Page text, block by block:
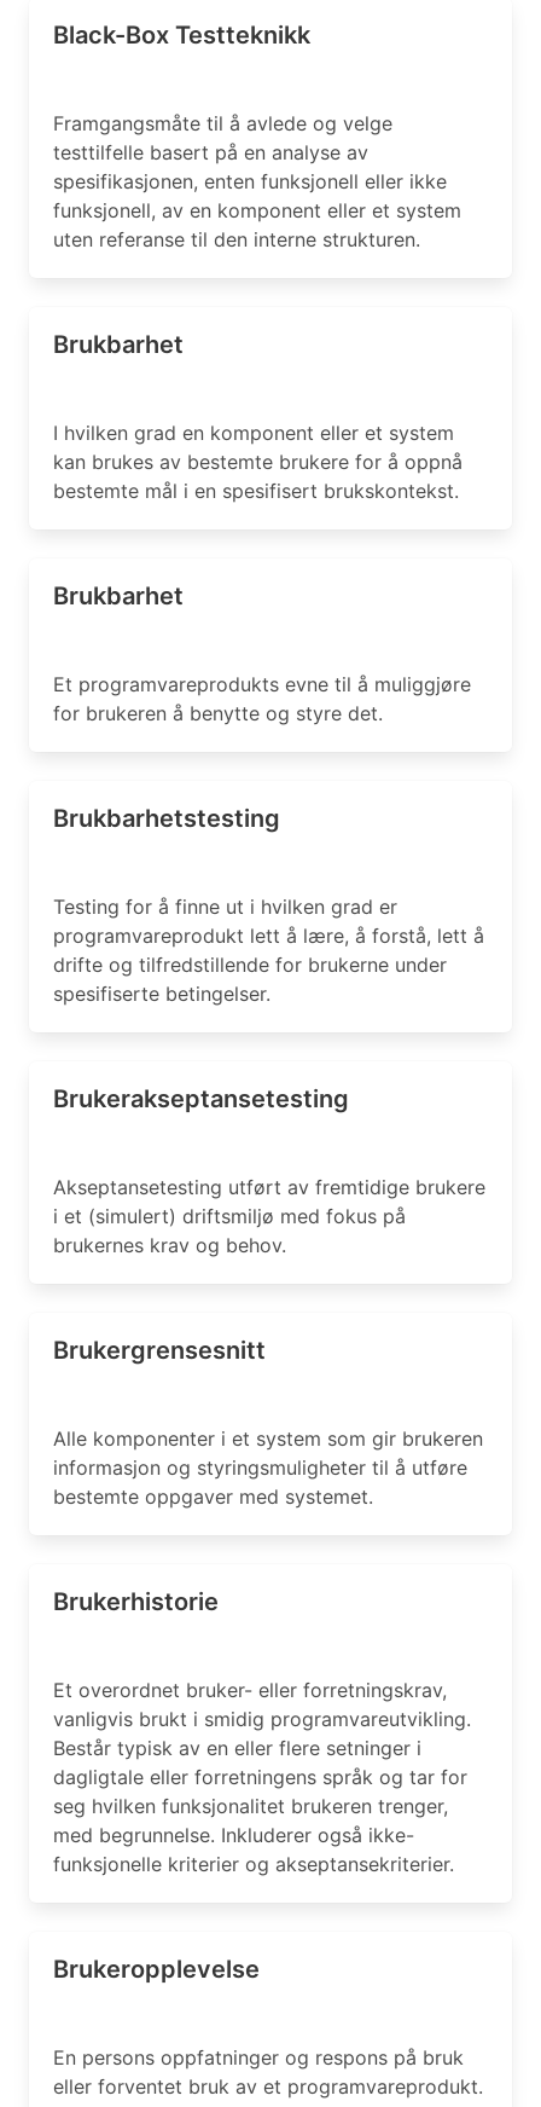
Black-Box Testteknikk
Framgangsmåte til å avlede og velge
testtilfelle basert på en analyse av
spesifikasjonen, enten funksjonell eller ikke
funksjonell, av en komponent eller et system
uten referanse til den interne strukturen.
Brukbarhet
I hvilken grad en komponent eller et system
kan brukes av bestemte brukere for å oppnå
bestemte mål i en spesifisert brukskontekst.
Brukbarhet
Et programvareprodukts evne til å muliggjøre
for brukeren å benytte og styre det.
Brukbarhetstesting
Testing for å finne ut i hvilken grad er
programvareprodukt lett å lære, å forstå, lett å
drifte og tilfredstillende for brukerne under
spesifiserte betingelser.
Brukerakseptansetesting
Akseptansetesting utført av fremtidige brukere
i et (simulert) driftsmiljø med fokus på
brukernes krav og behov.
Brukergrensesnitt
Alle komponenter i et system som gir brukeren
informasjon og styringsmuligheter til å utføre
bestemte oppgaver med systemet.
Brukerhistorie
Et overordnet bruker- eller forretningskrav,
vanligvis brukt i smidig programvareutvikling.
Består typisk av en eller flere setninger i
dagligtale eller forretningens språk og tar for
seg hvilken funksjonalitet brukeren trenger,
med begrunnelse. Inkluderer også ikke-
funksjonelle kriterier og akseptansekriterier.
Brukeropplevelse
En persons oppfatninger og respons på bruk
eller forventet bruk av et programvareprodukt.